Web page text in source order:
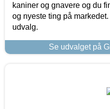
kaniner og gnavere og du
og nyeste ting på
udvalg.
Se udvalget på